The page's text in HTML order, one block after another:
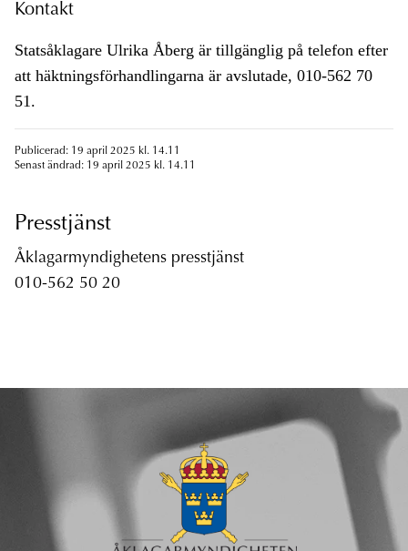
Kontakt
Statsåklagare Ulrika Åberg är tillgänglig på telefon efter
att häktningsförhandlingarna är avslutade, 010-562 70
51.
Publicerad: 19 april 2025 kl. 14.11
Senast ändrad: 19 april 2025 kl. 14.11
Presstjänst
Åklagarmyndighetens presstjänst
010-562 50 20